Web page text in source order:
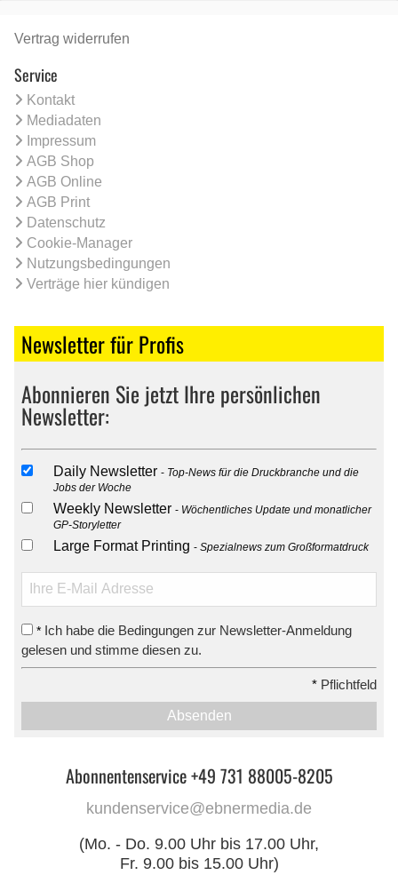
Vertrag widerrufen
Service
Kontakt
Mediadaten
Impressum
AGB Shop
AGB Online
AGB Print
Datenschutz
Cookie-Manager
Nutzungsbedingungen
Verträge hier kündigen
Newsletter für Profis
Abonnieren Sie jetzt Ihre persönlichen
Newsletter:
Daily Newsletter
Top-News für die Druckbranche und die
Jobs der Woche
Weekly Newsletter
Wöchentliches Update und monatlicher
GP-Storyletter
Large Format Printing Spezialnews zum Großformatdruck
* Ich habe die Bedingungen zur Newsletter-Anmeldung
gelesen und stimme diesen zu.
* Pflichtfeld
Absenden
Abonnentenservice +49 731 88005-8205
kundenservice@ebnermedia.de
(Mo. - Do. 9.00 Uhr bis 17.00 Uhr,
Fr. 9.00 bis 15.00 Uhr)